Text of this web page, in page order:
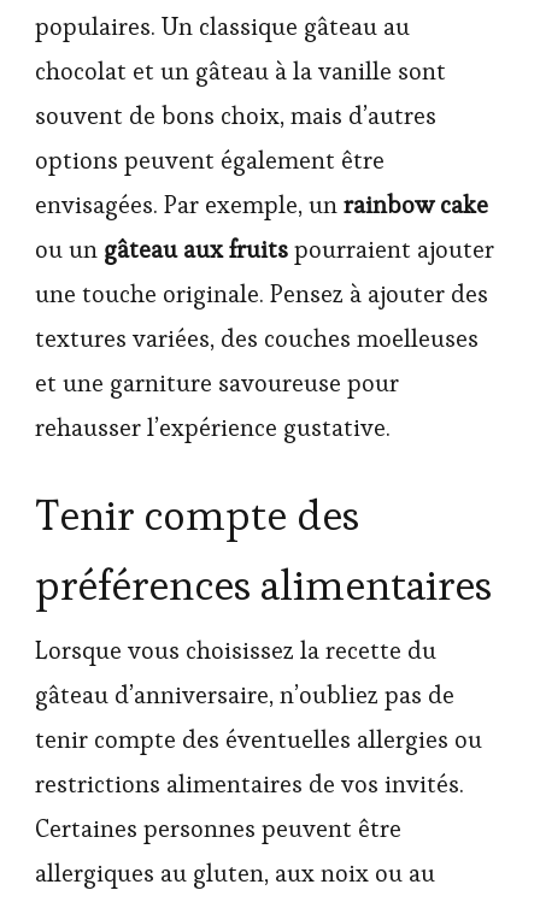
populaires. Un classique gâteau au
chocolat et un gâteau à la vanille sont
souvent de bons choix, mais d’autres
options peuvent également être
envisagées. Par exemple, unrainbow cake
ou un gâteau aux fruitspourraient ajouter
une touche originale. Pensez à ajouter des
textures variées, des couches moelleuses
et une garniture savoureuse pour
rehausser l’expérience gustative.
Tenir compte des
préférences alimentaires
Lorsque vous choisissez la recette du
gâteau d’anniversaire, n’oubliez pas de
tenir compte des éventuelles allergies ou
restrictions alimentaires de vos invités.
Certaines personnes peuvent être
allergiques au gluten, aux noix ou au